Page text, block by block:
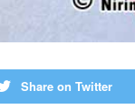
Share on Twitter